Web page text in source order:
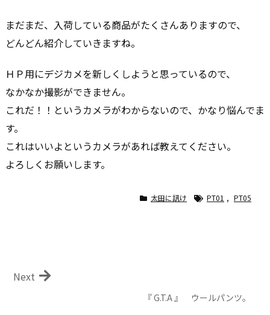
まだまだ、入荷している商品がたくさんありますので、
どんどん紹介していきますね。
ＨＰ用にデジカメを新しくしようと思っているので、
なかなか撮影ができません。
これだ！！というカメラがわからないので、かなり悩んでま
す。
これはいいよというカメラがあれば教えてください。
よろしくお願いします。
太田に訊け PT01 , PT05
『 G.T.A 』 ウールパンツ。
Next